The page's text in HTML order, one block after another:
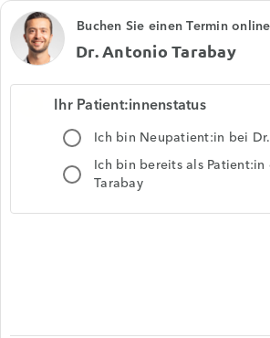
Buchen Sie einen Termin online
Dr. Antonio Tarabay
Ihr Patient:innenstatus
Ich bin Neupatient:in bei
Ich bin bereits als Patient:in
Tarabay